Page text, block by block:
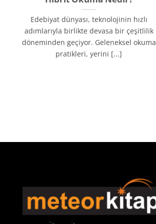
Edebiyat dünyası, teknolojinin hızlı
adımlarıyla birlikte devasa bir çeşitlilik
döneminden geçiyor. Geleneksel okuma
pratikleri, yerini [...]